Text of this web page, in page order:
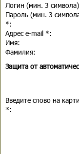
Логин (мин. 3 символа)
Пароль (мин. 3
*:
Адрес e-mail *:
Имя:
Фамилия:
Защита от
Введите слово на
*: